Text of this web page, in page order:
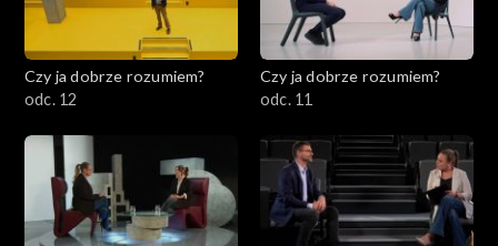
Czy ja dobrze rozumiem?
odc. 12
Czy ja dobrze rozumiem?
odc. 11